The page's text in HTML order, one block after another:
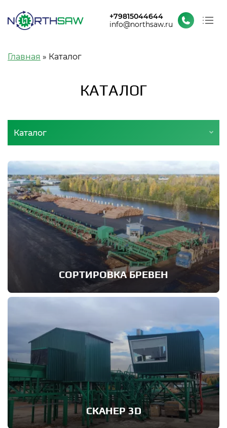
Каталог
Контакты
+79815044644
info@northsaw.ru
Строка навигации
Главная Каталог
КАТАЛОГ
Каталог
СОРТИРОВКА БРЕВЕН
СКАНЕР 3D